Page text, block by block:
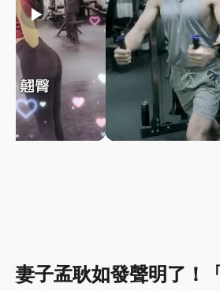
play_arrow play_arrow
妻子孟耿如發聲明了！